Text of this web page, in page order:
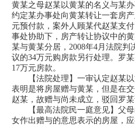
黄某之母赵某以黄某的名义与某
约定某办事处向黄某转让一套房
元预付款，案外人顾某代赵某支
事处协助下，房产转让协议中的
某与黄某分居，2008年4月法院
议的34万元购房款另行处理。罗
17万元房款。
【法院处理】一审认定赵某以
表明是将房屋赠与黄某，但是在
赵某，故赠与尚未成立，驳回罗
【最高法院民一庭意见】父母
女作出赠与的意思表示的房屋，